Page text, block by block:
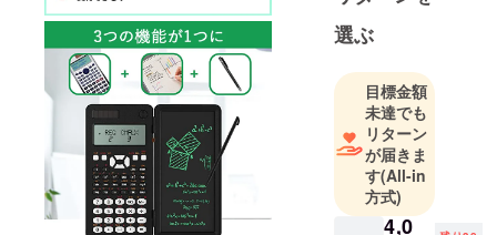
る製品を、
日本の皆様
にも是非体
験していた
だきたくプ
ロジェクト
を立ち上げ
ました。
最新のテク
選ぶ
目標金額
未達でも
リターン
が届きま
す(All-in
方式)
4,0